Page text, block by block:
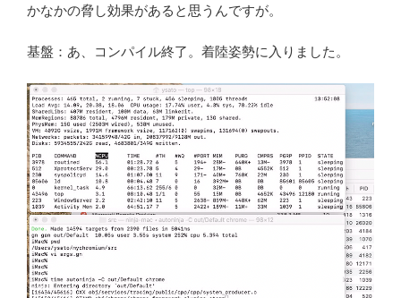
かなかの脅し効果があると思うんですが。
基盤：あ、コンパイル終了。着陸姿勢に入りました。